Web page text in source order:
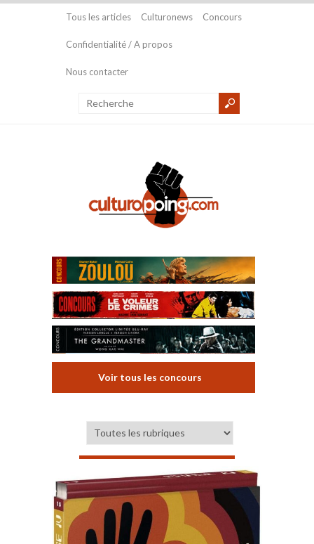
Tous les articles Culturonews Concours
Confidentialité / A propos
Nous contacter
Voir tous les concours